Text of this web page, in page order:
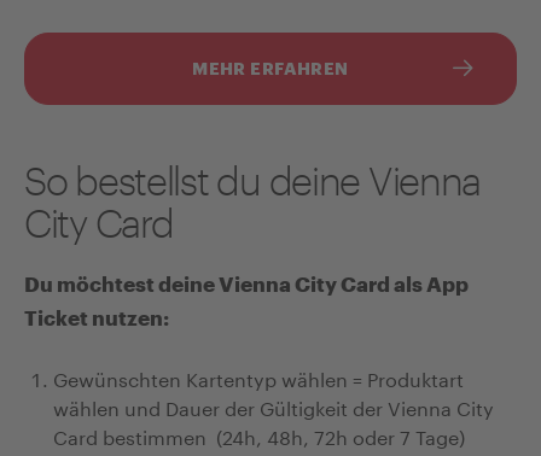
MEHR ERFAHREN
So bestellst du deine Vienna
City Card
Du möchtest deine Vienna City Card als App
Ticket nutzen:
Gewünschten Kartentyp wählen = Produktart
wählen und Dauer der Gültigkeit der Vienna City
Card bestimmen (24h, 48h, 72h oder 7 Tage)